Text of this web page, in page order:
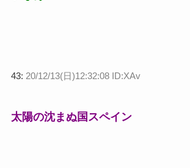
43: 20/12/13(日)12:32:08 ID:XAv
太陽の沈まぬ国スペイン